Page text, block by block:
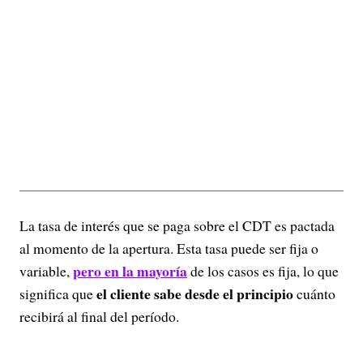
La tasa de interés que se paga sobre el CDT es pactada
al momento de la apertura. Esta tasa puede ser fija o
variable,pero en la mayoríade los casos es fija, lo que
significa queel cliente sabe desde el principiocuánto
recibirá al final del período.